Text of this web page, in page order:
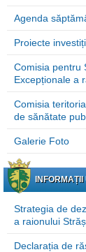
Agenda
Proiecte
Comisia pentru
Excepționale a
Comisia
de sănătate
Galerie Foto
INFORMAȚII
Strategia de
a raionului
Declarația de